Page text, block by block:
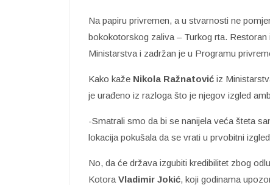
Na papiru privremen, a u stvarnosti ne
bokokotorskog zaliva – Turkog rta.
Ministarstva i zadržan je u Programu
Kako kaže Nikola Ražnatović iz
je urađeno iz razloga što je njegov izgled
-Smatrali smo da bi se nanijela veća šteta
lokacija pokušala da se vrati u prvobitni
No, da će država izgubiti kredibilitet zbog
Kotora Vladimir Jokić, koji godinama